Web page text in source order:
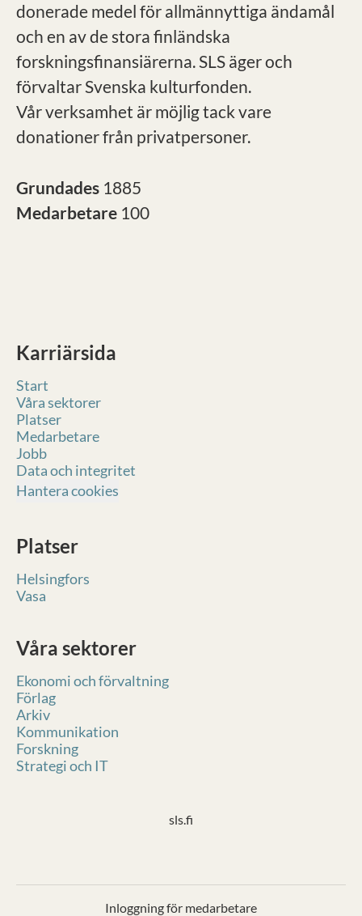
donerade medel för allmännyttiga ändamål
och en av de stora finländska
forskningsfinansiärerna. SLS äger och
förvaltar Svenska kulturfonden.
Vår verksamhet är möjlig tack vare
donationer från privatpersoner.
Grundades 1885
Medarbetare 100
Karriärsida
Start
Våra sektorer
Platser
Medarbetare
Jobb
Data och integritet
Hantera cookies
Platser
Helsingfors
Vasa
Våra sektorer
Ekonomi och förvaltning
Förlag
Arkiv
Kommunikation
Forskning
Strategi och IT
sls.fi
Inloggning för medarbetare